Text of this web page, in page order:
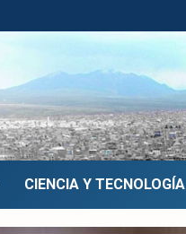
CIENCIA Y TECNOLOGÍA